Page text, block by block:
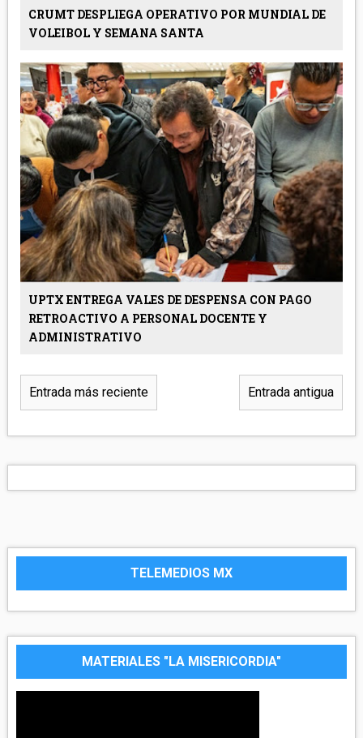
CRUMT DESPLIEGA OPERATIVO POR MUNDIAL DE
VOLEIBOL Y SEMANA SANTA
UPTX ENTREGA VALES DE DESPENSA CON PAGO
RETROACTIVO A PERSONAL DOCENTE Y
ADMINISTRATIVO
Entrada más reciente Entrada antigua
TELEMEDIOS MX
MATERIALES "LA MISERICORDIA"